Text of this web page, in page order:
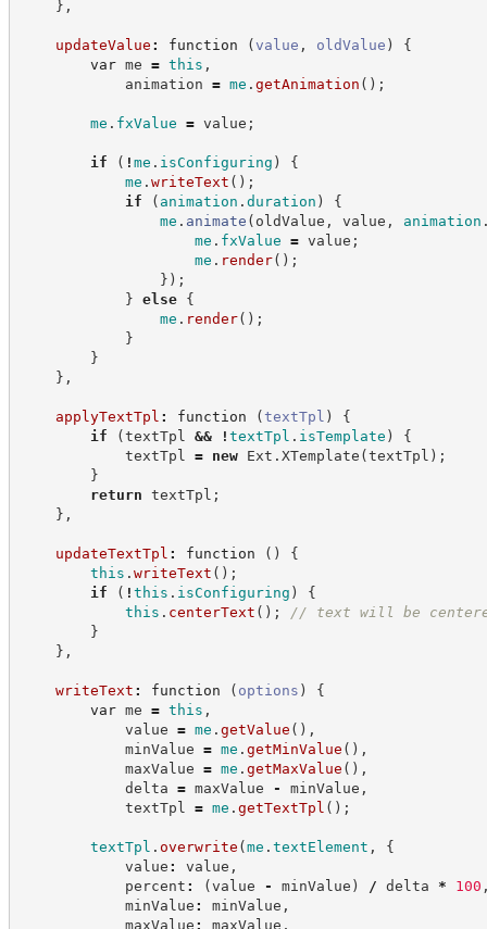
} ,
updateValue : function (value , oldValue )
{
var me = this ,
animation = me . getAnimation ( ) ;
me . fxValue = value ;
if ( ! me . isConfiguring )
{
me . writeText ( ) ;
if
( animation . duration )
{
me . animate ( oldValue , value , animation
me . fxValue = value ;
me . render( ) ;
} ) ;
} else
{
me . render( ) ;
}
}
} ,
applyTextTpl : function (textTpl )
{
if
(textTpl && ! textTpl . isTemplate )
{
textTpl = new Ext . XTemplate (textTpl ) ;
}
return textTpl ;
} ,
updateTextTpl : function ( )
{
this . writeText ( ) ;
if
( ! this . isConfiguring )
{
this . centerText ( ) ; // text will be
}
} ,
writeText : function ( options )
{
var me = this ,
value = me . getValue ( ) ,
minValue = me . getMinValue ( ) ,
maxValue = me . getMaxValue ( ) ,
delta = maxValue - minValue ,
textTpl = me . getTextTpl ( ) ;
textTpl . overwrite (me . textElement ,
{
value : value ,
percent : (value - minValue ) / delta * 100
minValue : minValue ,
maxValue : maxValue ,